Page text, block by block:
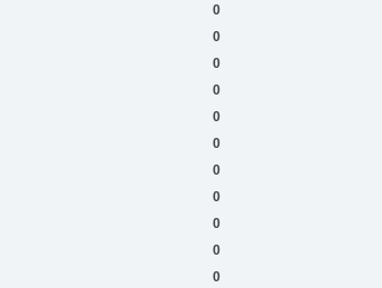
0
0
0
0
0
0
0
0
0
0
0